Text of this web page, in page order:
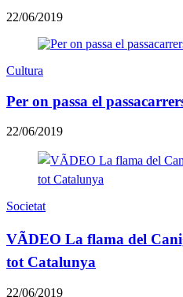
22/06/2019
Cultura
Per on passa el
22/06/2019
Societat
VÃDEO La flama del
tot Catalunya
22/06/2019